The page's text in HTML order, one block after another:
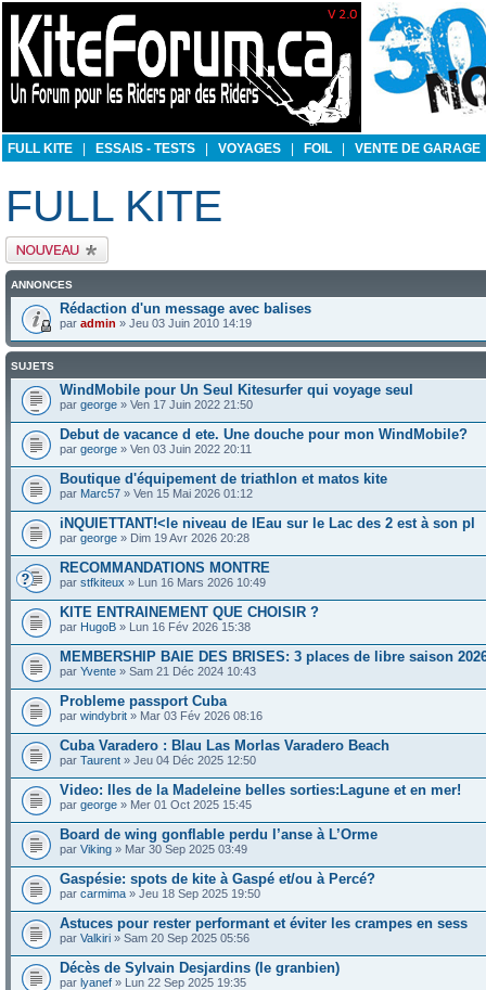
FULL KITE ESSAIS - TESTS VOYAGES FOIL VENTE DE GARAGE
FULL KITE
Publier un nouveau
sujet
ANNONCES
Rédaction d'un message avec balises
par admin » Jeu 03 Juin 2010 14:19
SUJETS
WindMobile pour Un Seul Kitesurfer qui voyage seul
par george » Ven 17 Juin 2022 21:50
Debut de vacance d ete. Une douche pour mon WindMobile?
par george » Ven 03 Juin 2022 20:11
Boutique d'équipement de triathlon et matos kite
par Marc57 » Ven 15 Mai 2026 01:12
iNQUIETTANT!<le niveau de lEau sur le Lac des 2 est à son pl
par george » Dim 19 Avr 2026 20:28
RECOMMANDATIONS MONTRE
par stfkiteux » Lun 16 Mars 2026 10:49
KITE ENTRAINEMENT QUE CHOISIR ?
par HugoB » Lun 16 Fév 2026 15:38
MEMBERSHIP BAIE DES BRISES: 3 places de libre saison
par Yvente » Sam 21 Déc 2024 10:43
Probleme passport Cuba
par windybrit » Mar 03 Fév 2026 08:16
Cuba Varadero : Blau Las Morlas Varadero Beach
par Taurent » Jeu 04 Déc 2025 12:50
Video: Iles de la Madeleine belles sorties:Lagune et en mer!
par george » Mer 01 Oct 2025 15:45
Board de wing gonflable perdu l’anse à L’Orme
par Viking » Mar 30 Sep 2025 03:49
Gaspésie: spots de kite à Gaspé et/ou à Percé?
par carmima » Jeu 18 Sep 2025 19:50
Astuces pour rester performant et éviter les crampes en sess
par Valkiri » Sam 20 Sep 2025 05:56
Décès de Sylvain Desjardins (le granbien)
par lyanef » Lun 22 Sep 2025 19:35